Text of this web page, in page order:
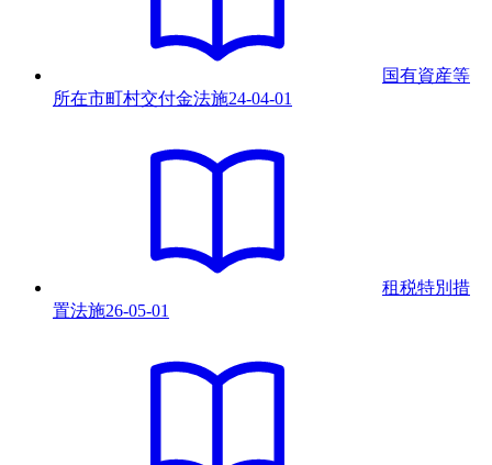
国有資産等
所在市町村交付金法施24-04-01
租税特別措
置法施26-05-01